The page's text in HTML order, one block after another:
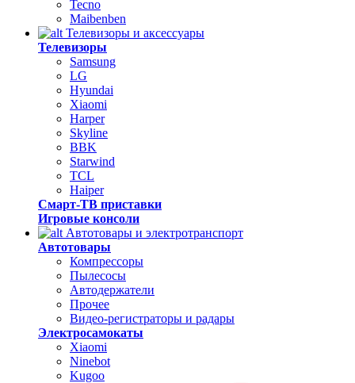
Tecno
Maibenben
Телевизоры и аксессуары
Телевизоры
Samsung
LG
Hyundai
Xiaomi
Harper
Skyline
BBK
Starwind
TCL
Haiper
Смарт-ТВ приставки
Игровые консоли
Автотовары и электротранспорт
Автотовары
Компрессоры
Пылесосы
Автодержатели
Прочее
Видео-регистраторы и радары
Электросамокаты
Xiaomi
Ninebot
Kugoo